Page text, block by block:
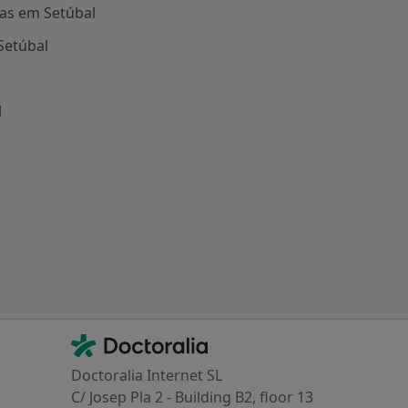
em Setúbal
Contacto
Doctoralia - Homepage
Doctoralia Internet SL
C/ Josep Pla 2 - Building B2, floor 13